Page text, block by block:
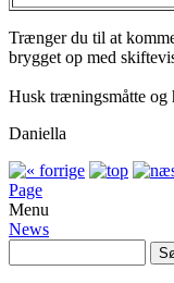
Trænger du til at
brygget op med
Husk træningsmåtte og
Daniella
Page
Menu
News